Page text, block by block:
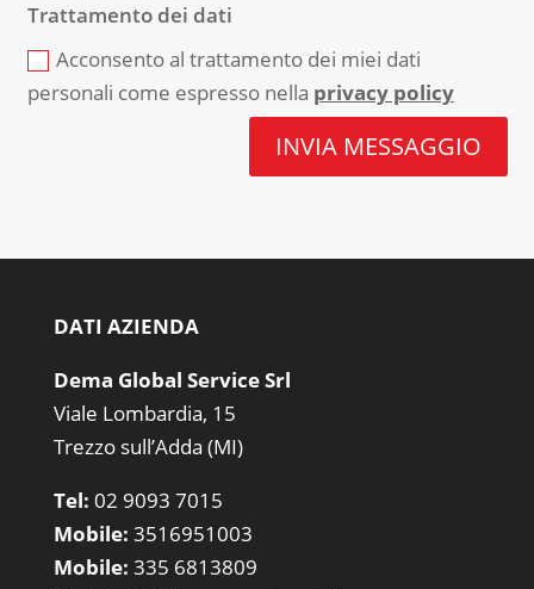
Trattamento dei dati
Acconsento al trattamento dei miei dati
personali come espresso nella privacy policy
INVIA MESSAGGIO
DATI AZIENDA
Dema Global Service Srl
Viale Lombardia, 15
Trezzo sull’Adda (MI)
Tel: 02 9093 7015
Mobile: 3516951003
Mobile: 335 6813809